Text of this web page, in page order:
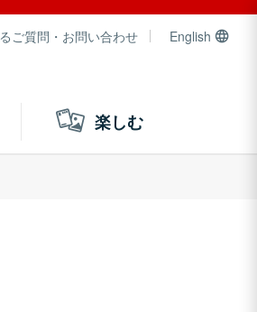
ご質問・お問い合わせ English
楽しむ